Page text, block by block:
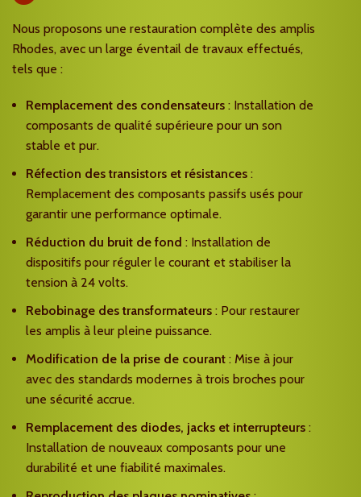
Nous proposons une restauration complète des amplis
Rhodes, avec un large éventail de travaux effectués,
tels que :
Remplacement des condensateurs : Installation de
composants de qualité supérieure pour un son
stable et pur.
Réfection des transistors et résistances :
Remplacement des composants passifs usés pour
garantir une performance optimale.
Réduction du bruit de fond : Installation de
dispositifs pour réguler le courant et stabiliser la
tension à 24 volts.
Rebobinage des transformateurs : Pour restaurer
les amplis à leur pleine puissance.
Modification de la prise de courant : Mise à jour
avec des standards modernes à trois broches pour
une sécurité accrue.
Remplacement des diodes, jacks et interrupteurs :
Installation de nouveaux composants pour une
durabilité et une fiabilité maximales.